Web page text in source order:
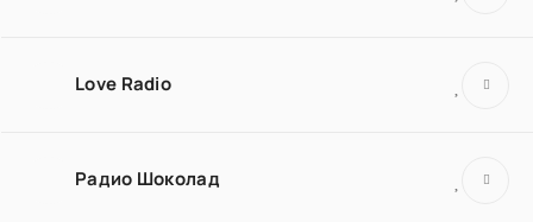
Love Radio
Радио Шоколад